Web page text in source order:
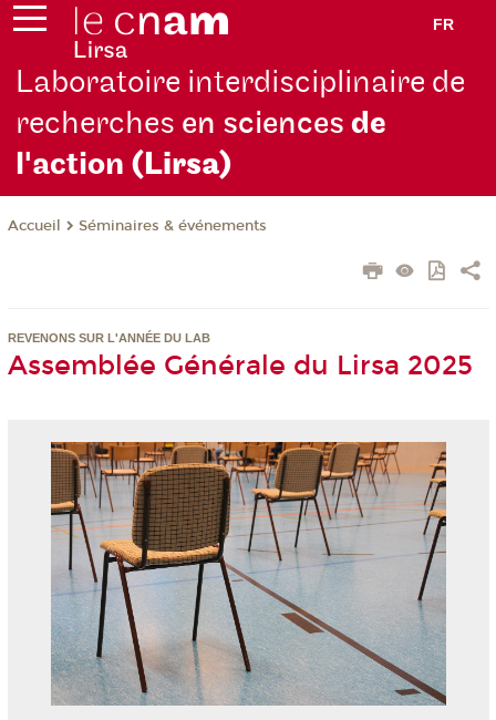
FR
Laboratoire interdisciplinaire de
recherches en sciencesde
l'action (Lirsa)
Accueil Séminaires & événements
REVENONS SUR L'ANNÉE DU LAB
Assemblée Générale du Lirsa 2025